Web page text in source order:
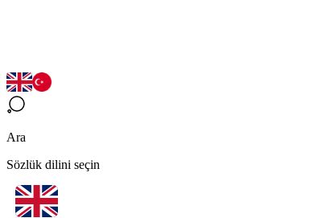
Ara
Sözlük dilini seçin